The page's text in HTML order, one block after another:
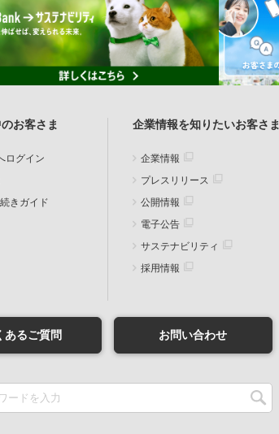
お客さま
ログイン
きガイド
企業情報を知りたいお客さま
企業情報
プレスリリース
公開情報
電子公告
サステナビリティ
採用情報
あるご質問 お問い合わせ